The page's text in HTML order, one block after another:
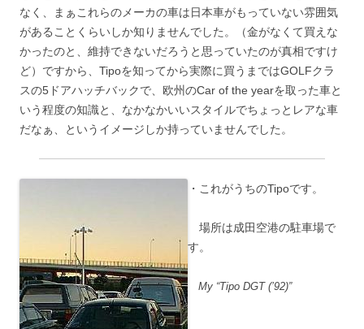
なく、まぁこれらのメーカの車は日本車がもっていない雰囲気
があることくらいしか知りませんでした。（金がなくて買えな
かったのと、維持できないだろうと思っていたのが真相ですけ
ど）ですから、Tipoを知ってから実際に買うまではGOLFクラ
スの5ドアハッチバックで、欧州のCar of the yearを取った車と
いう程度の知識と、なかなかいいスタイルでちょっとレアな車
だなぁ、というイメージしか持っていませんでした。
・これがうちのTipoです。
場所は成田空港の駐車場で
す。
My “Tipo DGT (’92)”